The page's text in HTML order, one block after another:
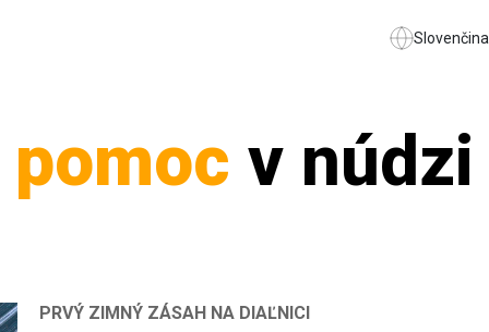
Slovenčina
pomoc v núdzi
PRVÝ ZIMNÝ ZÁSAH NA DIAĽNICI